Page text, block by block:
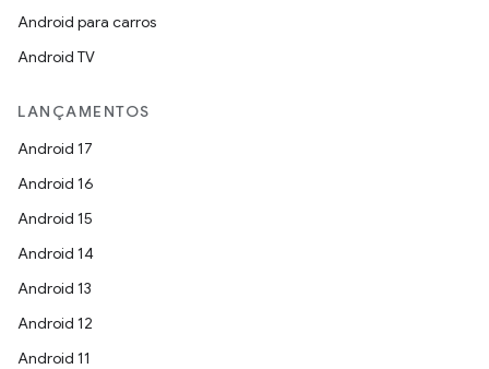
Android para carros
Android TV
LANÇAMENTOS
Android 17
Android 16
Android 15
Android 14
Android 13
Android 12
Android 11